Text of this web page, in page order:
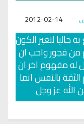
2012-02-14
حاليا لتغير الكون
من فجور واحب ان
له مفهوم اخر ان
بالنفس انما
الله عز وجل